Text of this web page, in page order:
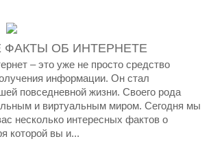
ОБ ИНТЕРНЕТЕ
– это уже не просто средство
информации. Он стал
повседневной жизни. Своего рода
и виртуальным миром. Сегодня мы
несколько интересных фактов о
которой вы и...